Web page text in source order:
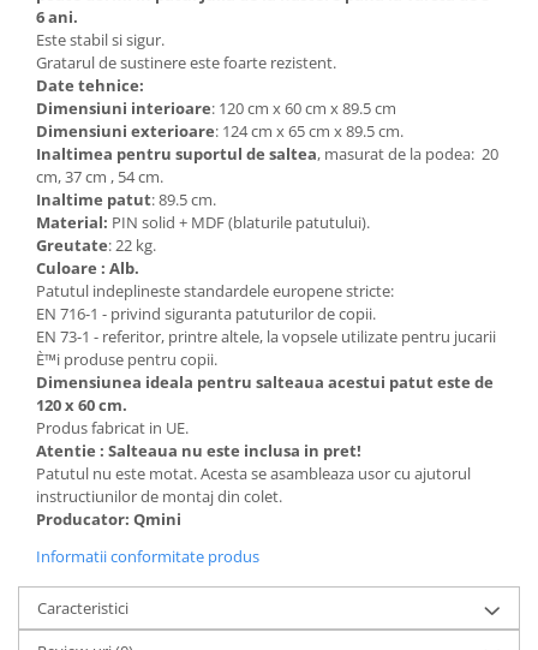
6 ani.
Este stabil si sigur.
Gratarul de sustinere este foarte rezistent.
Date tehnice:
Dimensiuni interioare: 120 cm x 60 cm x 89.5 cm
Dimensiuni exterioare: 124 cm x 65 cm x 89.5 cm.
Inaltimea pentru suportul de saltea, masurat de la podea: 20
cm, 37 cm , 54 cm.
Inaltime patut: 89.5 cm.
Material: PIN solid + MDF (blaturile patutului).
Greutate: 22 kg.
Culoare : Alb.
Patutul indeplineste standardele europene stricte:
EN 716-1 - privind siguranta patuturilor de copii.
EN 73-1 - referitor, printre altele, la vopsele utilizate pentru jucarii
È™i produse pentru copii.
Dimensiunea ideala pentru salteaua acestui patut este de
120 x 60 cm.
Produs fabricat in UE.
Atentie : Salteaua nu este inclusa in pret!
Patutul nu este motat. Acesta se asambleaza usor cu ajutorul
instructiunilor de montaj din colet.
Producator: Qmini
Informatii conformitate produs
Caracteristici